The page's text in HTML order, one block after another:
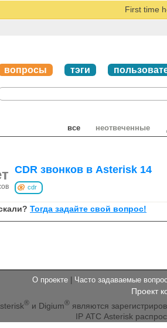
First time
вопросы тэги
все неотвеченные
CDR звонков в Asterisk 14
cdr
Тогда задайте свой вопрос!
О проекте | Часто задаваемые
Проект
®и Digium®являются
IP АТС Asterisk